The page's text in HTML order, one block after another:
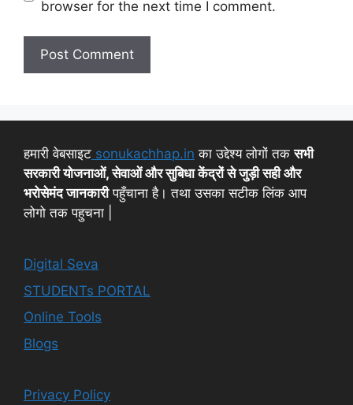
browser for the next time I comment.
हमारी वेबसाइट sonukachhap.in का उद्देश्य लोगों तकसभी
सरकारी योजनाओं, सेवाओं और सुबिधा केंद्रों से जुड़ी सही और
भरोसेमंद जानकारीपहुँचाना है। तथा उसका सटीक लिंक आप
लोगो तक पहुचना |
Digital Seva
STUDENTs PORTAL
Online Tools
Blogs
Privacy Policy